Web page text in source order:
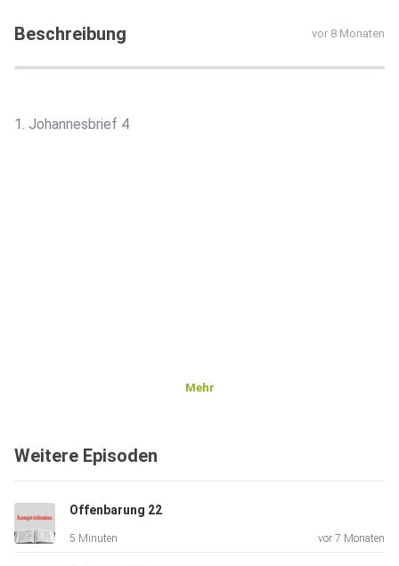
Beschreibung vor 8 Monaten
1. Johannesbrief 4
Mehr
Weitere Episoden
Offenbarung 22
5 Minuten vor 7 Monaten